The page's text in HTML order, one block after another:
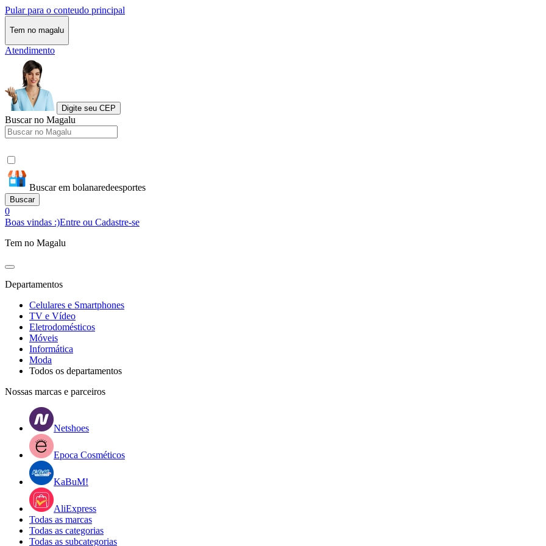
Pular para o conteudo principal
Tem no magalu
Atendimento
Digite seu CEP
Buscar no Magalu
Buscar em bolanaredeesportes
Buscar
0
Boas vindas :)Entre ou Cadastre-se
Tem no Magalu
Departamentos
Celulares e Smartphones
TV e Vídeo
Eletrodomésticos
Móveis
Informática
Moda
Todos os departamentos
Nossas marcas e parceiros
Netshoes
Epoca Cosméticos
KaBuM!
AliExpress
Todas as marcas
Todas as categorias
Todas as subcategorias